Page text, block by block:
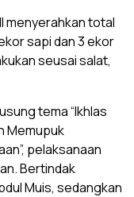
menyerahkan total
sapi dan 3 ekor
seusai salat,
tema “Ikhlas
Memupuk
pelaksanaan
Bertindak
Muis, sedangkan